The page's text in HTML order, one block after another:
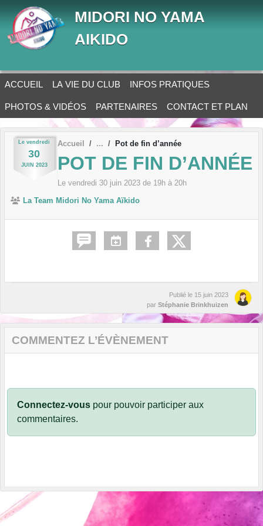
MIDORI NO YAMA
AIKIDO
ACCUEIL LA VIE DU CLUB INFOS PRATIQUES
PHOTOS & VIDÉOS PARTENAIRES CONTACT ET PLAN
Le vendredi
30
JUIN 2023
Accueil Pot de fin d’année
POT DE FIN D’ANNÉE
Le vendredi 30 juin 2023 de 19h à 20h
La Team Midori No Yama Aïkido
Publié le 15 juin 2023
par Stéphanie Brinkhuizen
COMMENTEZ L’ÉVÈNEMENT
Connectez-vous pour pouvoir participer aux
commentaires.
Panneau de gestion des cookies